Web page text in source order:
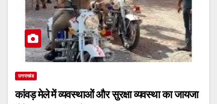
उत्तराखंड
कांवड़ मेले में व्यवस्थाओं और सुरक्षा व्यवस्था का जायजा